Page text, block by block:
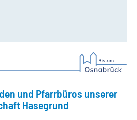
und Pfarrbüros unserer
Hasegrund